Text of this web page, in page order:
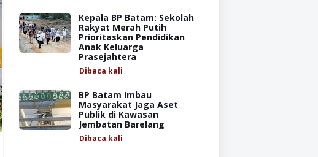
Kepala BP Batam: Sekolah
Rakyat Merah Putih
Prioritaskan Pendidikan
Anak Keluarga
Prasejahtera
Dibaca kali
BP Batam Imbau
Masyarakat Jaga Aset
Publik di Kawasan
Jembatan Barelang
Dibaca kali